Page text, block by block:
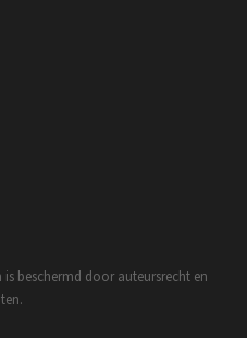
beschermd door auteursrecht en